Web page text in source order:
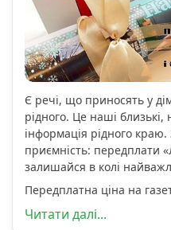
Є речі, що приносять у
рідного. Це наші
інформація рідного
приємність: передплати
залишайся в колі
Передплатна ціна на
Читати далі...